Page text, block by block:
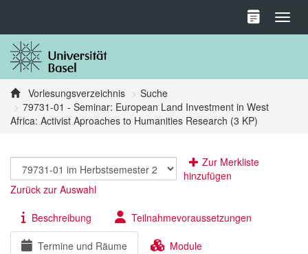
Vorlesungsverzeichnis
Suche
79731-01 - Seminar: European Land Investment in West
Africa: Activist Aproaches to Humanities Research (3 KP)
Zur Merkliste
hinzufügen
Zurück zur Auswahl
Beschreibung Teilnahmevoraussetzungen
Termine und Räume Module